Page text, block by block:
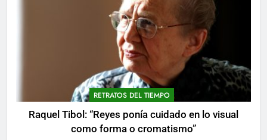
RETRATOS DEL TIEMPO
Raquel Tibol: “Reyes ponía cuidado en lo visual
como forma o cromatismo”